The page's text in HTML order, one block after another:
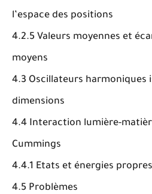
l’espace des positions
4.2.5 Valeurs moyennes et
moyens
4.3 Oscillateurs harmoniques
dimensions
4.4 Interaction lumière-
Cummings
4.4.1 Etats et énergies propres ́
4.5 Problèmes